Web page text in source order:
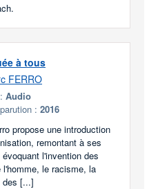
à tous
FERRO
Audio
: 2016
propose une introduction
remontant à ses
l'invention des
l'homme, le racisme, la
des [...]